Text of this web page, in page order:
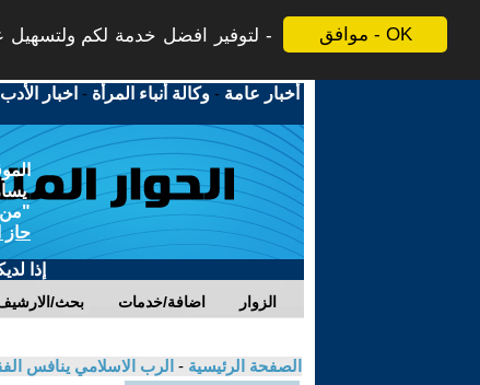
موافق - OK
لتوفير افضل خدمة لكم ولتسهيل
أخبار عامة -وكالة أنباء المرأة - اخبار
"من
حاز
إذا
بحث/ اضافة/خدمات الزوار
الصفحة الرئيسية - الرب الاسلامي ينافس